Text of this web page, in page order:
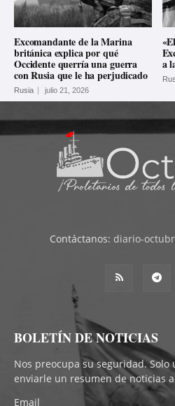
Excomandante de la Marina
británica explica por qué
Occidente querría una guerra
con Rusia que le ha perjudicado
Rusia julio 21, 2026
a
Contáctanos: diario-
BOLETÍN DE NOTICIAS
Nos preocupa su seguridad. Solo
enviarle un resumen de noticias
Email